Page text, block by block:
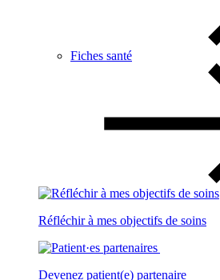
Fiches santé
Réfléchir à mes objectifs de soins
Devenez patient(e) partenaire